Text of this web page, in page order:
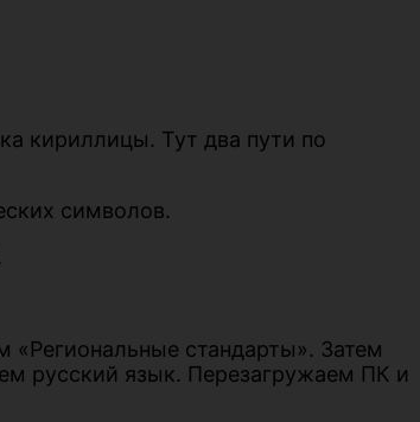
кириллицы. Тут два пути по
символов.
стандарты». Затем
русский язык. Перезагружаем ПК и